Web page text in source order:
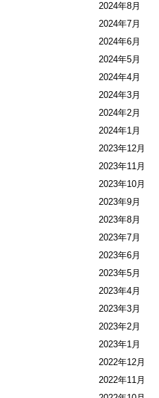
2024年8月
2024年7月
2024年6月
2024年5月
2024年4月
2024年3月
2024年2月
2024年1月
2023年12月
2023年11月
2023年10月
2023年9月
2023年8月
2023年7月
2023年6月
2023年5月
2023年4月
2023年3月
2023年2月
2023年1月
2022年12月
2022年11月